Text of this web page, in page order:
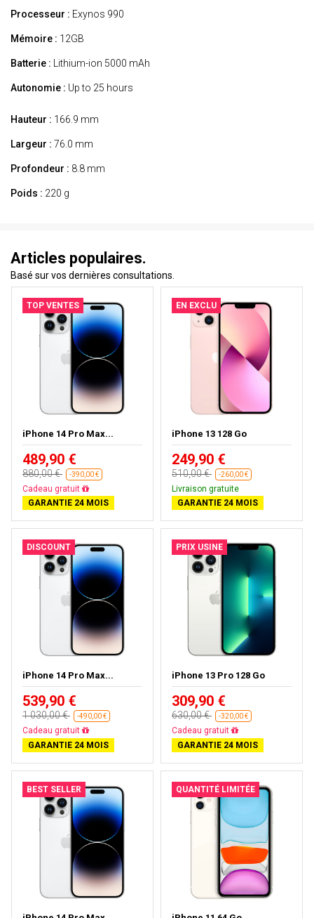
Processeur : Exynos 990
Mémoire : 12GB
Batterie : Lithium-ion 5000 mAh
Autonomie : Up to 25 hours
Hauteur : 166.9 mm
Largeur : 76.0 mm
Profondeur : 8.8 mm
Poids : 220 g
Articles populaires.
Basé sur vos dernières consultations.
TOP VENTES
iPhone 14 Pro Max...
489,90 €
880,00 € -390,00 €
Cadeau gratuit
GARANTIE 24 MOIS
EN EXCLU
iPhone 13 128 Go
249,90 €
510,00 € -260,00 €
Livraison gratuite
GARANTIE 24 MOIS
DISCOUNT
iPhone 14 Pro Max...
539,90 €
1 030,00 € -490,00 €
Cadeau gratuit
GARANTIE 24 MOIS
PRIX USINE
iPhone 13 Pro 128 Go
309,90 €
630,00 € -320,00 €
Cadeau gratuit
GARANTIE 24 MOIS
BEST SELLER QUANTITÉ LIMITÉE